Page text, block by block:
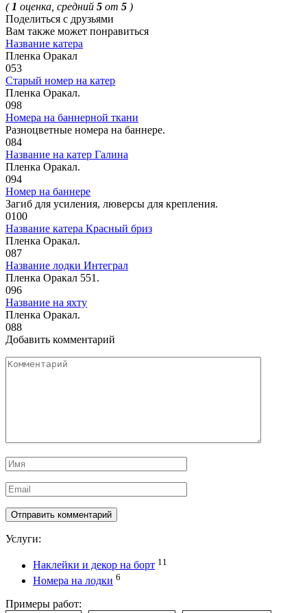
( 1 оценка, средний 5 от 5 )
Поделиться с друзьями
Вам также может понравиться
Название катера
Пленка Оракал
053
Старый номер на катер
Пленка Оракал.
098
Номера на баннерной ткани
Разноцветные номера на баннере.
084
Название на катер Галина
Пленка Оракал.
094
Номер на баннере
Загиб для усиления, люверсы для крепления.
0100
Название катера Красный бриз
Пленка Оракал.
087
Название лодки Интеграл
Пленка Оракал 551.
096
Название на яхту
Пленка Оракал.
088
Добавить комментарий
Комментарий
Имя
*
Email
*
Услуги:
Наклейки и декор на борт 11
Номера на лодки 6
Примеры работ: